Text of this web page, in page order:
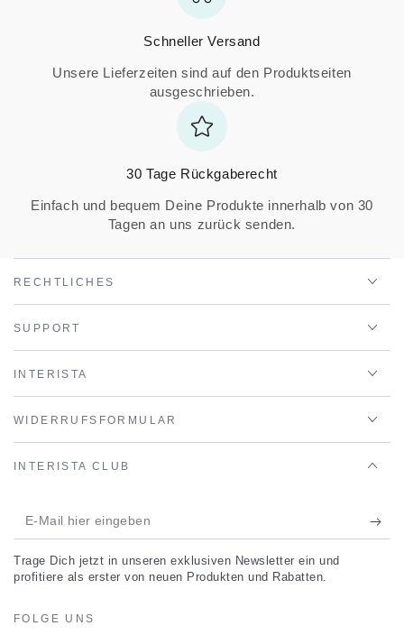
Schneller Versand
Unsere Lieferzeiten sind auf den Produktseiten
ausgeschrieben.
30 Tage Rückgaberecht
Einfach und bequem Deine Produkte innerhalb von 30
Tagen an uns zurück senden.
RECHTLICHES
SUPPORT
INTERISTA
WIDERRUFSFORMULAR
INTERISTA CLUB
E-
Mail
hier
Trage Dich jetzt in unseren exklusiven Newsletter ein und
profitiere als erster von neuen Produkten und Rabatten.
FOLGE UNS